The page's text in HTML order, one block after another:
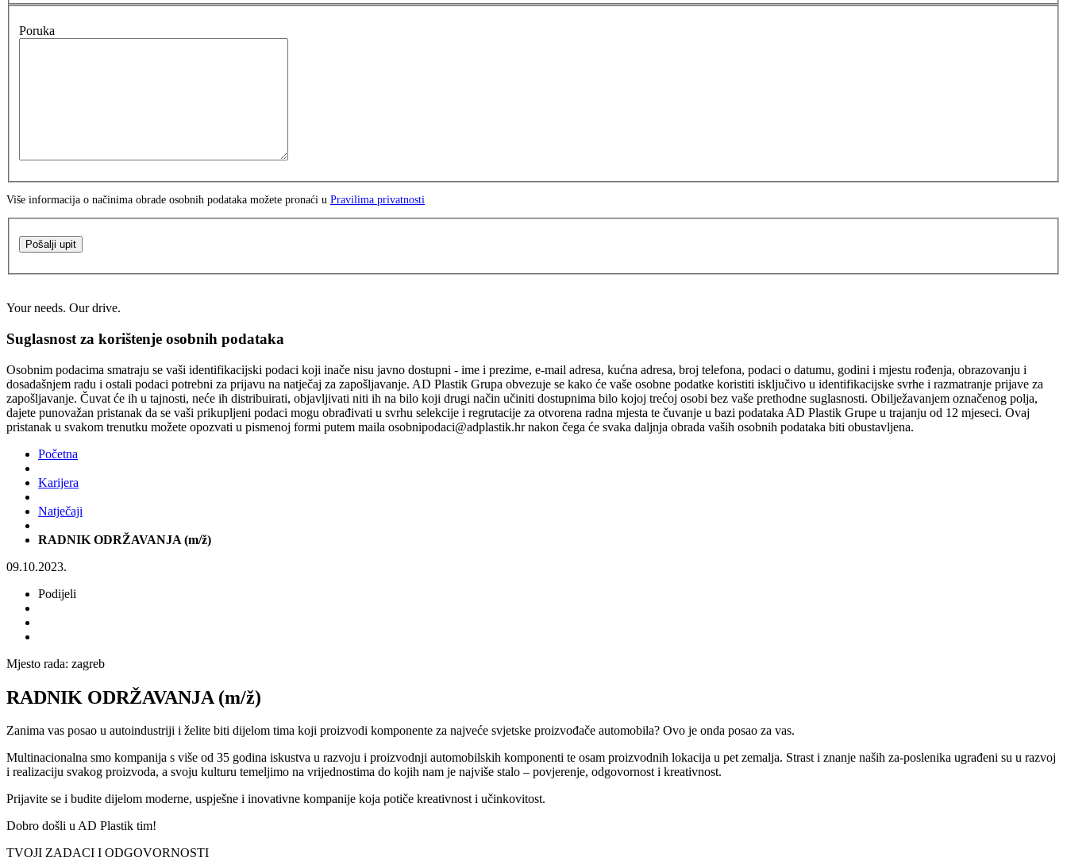
Poruka
Više informacija o načinima obrade osobnih podataka možete pronaći u Pravilima privatnosti
Pošalji upit
Your needs. Our drive.
Suglasnost za korištenje osobnih podataka
Osobnim podacima smatraju se vaši identifikacijski podaci koji inače nisu javno dostupni - ime i prezime, e-mail adresa, kućna adresa, broj telefona, podaci o datumu, godini i mjestu rođenja, obrazovanju i
dosadašnjem radu i ostali podaci potrebni za prijavu na natječaj za zapošljavanje. AD Plastik Grupa obvezuje se kako će vaše osobne podatke koristiti isključivo u identifikacijske svrhe i razmatranje prijave za
zapošljavanje. Čuvat će ih u tajnosti, neće ih distribuirati, objavljivati niti ih na bilo koji drugi način učiniti dostupnima bilo kojoj trećoj osobi bez vaše prethodne suglasnosti. Obilježavanjem označenog polja,
dajete punovažan pristanak da se vaši prikupljeni podaci mogu obrađivati u svrhu selekcije i regrutacije za otvorena radna mjesta te čuvanje u bazi podataka AD Plastik Grupe u trajanju od 12 mjeseci. Ovaj
pristanak u svakom trenutku možete opozvati u pismenoj formi putem maila osobnipodaci@adplastik.hr nakon čega će svaka daljnja obrada vaših osobnih podataka biti obustavljena.
Početna
Karijera
Natječaji
RADNIK ODRŽAVANJA (m/ž)
09.10.2023.
Podijeli
Mjesto rada: zagreb
RADNIK ODRŽAVANJA (m/ž)
Zanima vas posao u autoindustriji i želite biti dijelom tima koji proizvodi komponente za najveće svjetske proizvođače automobila? Ovo je onda posao za vas.
Multinacionalna smo kompanija s više od 35 godina iskustva u razvoju i proizvodnji automobilskih komponenti te osam proizvodnih lokacija u pet zemalja. Strast i znanje naših za-poslenika ugrađeni su u razvoj
i realizaciju svakog proizvoda, a svoju kulturu temeljimo na vrijednostima do kojih nam je najviše stalo – povjerenje, odgovornost i kreativnost.
Prijavite se i budite dijelom moderne, uspješne i inovativne kompanije koja potiče kreativnost i učinkovitost.
Dobro došli u AD Plastik tim!
TVOJI ZADACI I ODGOVORNOSTI